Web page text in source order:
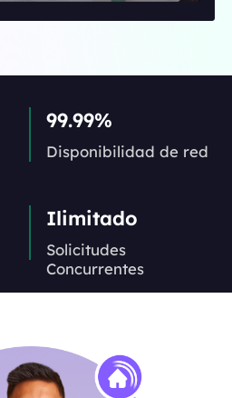
99.99%
Disponibilidad de red
Ilimitado
Solicitudes
Concurrentes